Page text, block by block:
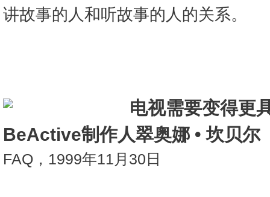
讲故事的人和听故事的人的关系。
电视需要变得更
BeActive制作人翠奥娜 • 坎贝尔
FAQ，1999年11月30日